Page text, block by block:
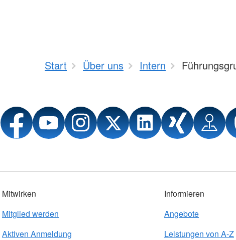
Start Über uns Intern
Mitwirken
Mitglied werden
Aktiven Anmeldung
Informieren
Angebote
Leistungen von A-Z